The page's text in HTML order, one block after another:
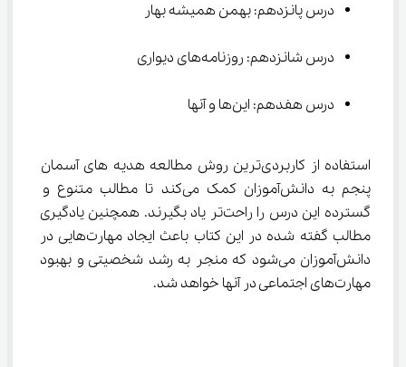
درس پانزدهم: بهمن همیشه بهار
درس شانزدهم: روزنامه‌های دیواری
درس هفدهم: این‌ها و آنها
استفاده از کاربردی‌ترین روش مطالعه هدیه ‌های آسمان
پنجم به دانش‌آموزان کمک می‌کند تا مطالب متنوع و
گسترده این درس را راحت‌تر یاد بگیرند. همچنین یادگیری
مطالب گفته شده در این کتاب باعث ایجاد مهارت‌هایی در
دانش‌آموزان می‌شود که منجر به رشد شخصیتی و بهبود
مهارت‌های اجتماعی در آنها خواهد شد.